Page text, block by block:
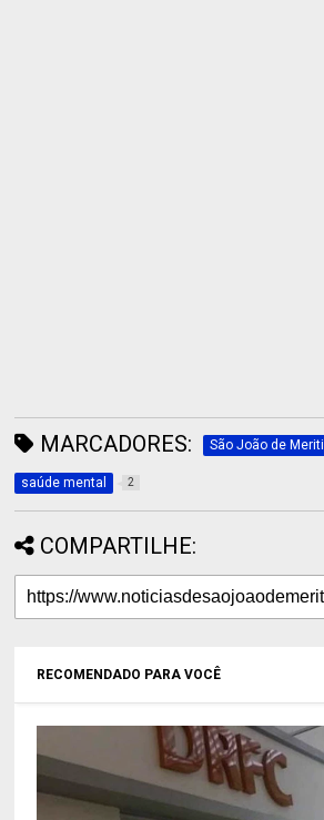
MARCADORES: São João de Meriti
saúde mental 2
COMPARTILHE:
RECOMENDADO PARA VOCÊ